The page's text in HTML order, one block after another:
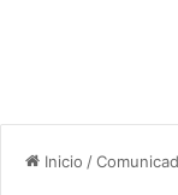
Inicio /